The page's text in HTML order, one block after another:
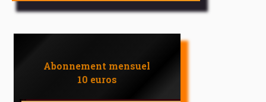
Abonnement mensuel
10 euros